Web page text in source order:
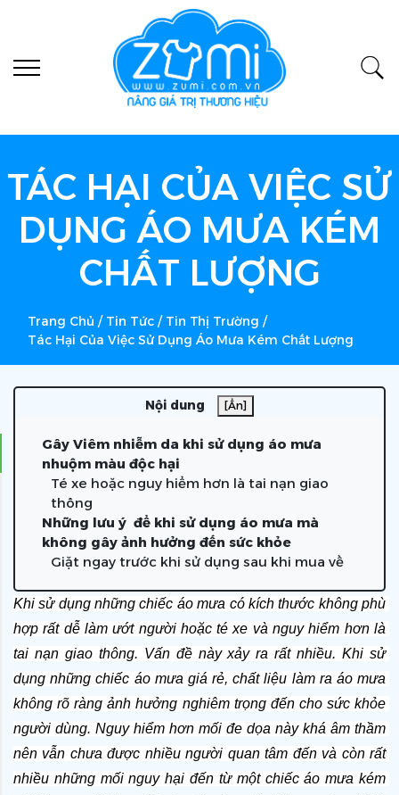
TÁC HẠI CỦA VIỆC SỬ
DỤNG ÁO MƯA KÉM
CHẤT LƯỢNG
Trang Chủ / Tin Tức / Tin Thị Trường /
Tác Hại Của Việc Sử Dụng Áo Mưa Kém Chất Lượng
Nội dung [Ẩn]
Gây Viêm nhiễm da khi sử dụng áo mưa
nhuộm màu độc hại
Té xe hoặc nguy hiểm hơn là tai nạn giao
thông
Những lưu ý để khi sử dụng áo mưa mà
không gây ảnh hưởng đến sức khỏe
Giặt ngay trước khi sử dụng sau khi mua về
Khi sử dụng những chiếc áo mưa có kích thước không phù
hợp rất dễ làm ướt người hoặc té xe và nguy hiểm hơn là
tai nạn giao thông. Vấn đề này xảy ra rất nhiều. Khi sử
dụng những chiếc áo mưa giá rẻ, chất liệu làm ra áo mưa
không rõ ràng ảnh hưởng nghiêm trọng đến cho sức khỏe
người dùng. Nguy hiểm hơn mối đe dọa này khá âm thầm
nên vẫn chưa được nhiều người quan tâm đến và còn rất
nhiều những mối nguy hại đến từ một chiếc áo mưa kém